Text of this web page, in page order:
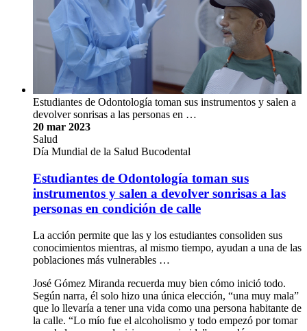
Estudiantes de Odontología toman sus instrumentos y salen a
devolver sonrisas a las personas en …
20 mar 2023
Salud
Día Mundial de la Salud Bucodental
Estudiantes de Odontología toman sus
instrumentos y salen a devolver sonrisas a las
personas en condición de calle
La acción permite que las y los estudiantes consoliden sus
conocimientos mientras, al mismo tiempo, ayudan a una de las
poblaciones más vulnerables …
José Gómez Miranda recuerda muy bien cómo inició todo.
Según narra, él solo hizo una única elección, “una muy mala”
que lo llevaría a tener una vida como una persona habitante de
la calle. “Lo mío fue el alcoholismo y todo empezó por tomar